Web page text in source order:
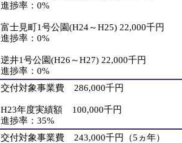
進捗率：0%
富士見町1号公園(H24～H25) 22,000千円
進捗率：0%
逆井1号公園(H26～H27) 22,000千円
進捗率：0%
交付対象事業費 286,000千円
H23年度実績額 100,000千円
進捗率：35%
交付対象事業費 243,000千円（5ヵ年）